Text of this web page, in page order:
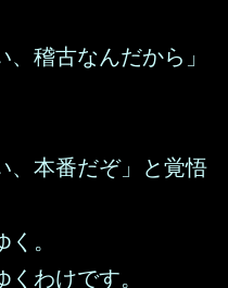
、稽古なんだから」
、本番だぞ」と覚悟
。
わけです。